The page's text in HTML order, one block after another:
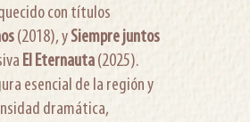
con títulos
(2018), ySiempre juntos
El Eternauta(2025).
esencial de la región y
dramática,